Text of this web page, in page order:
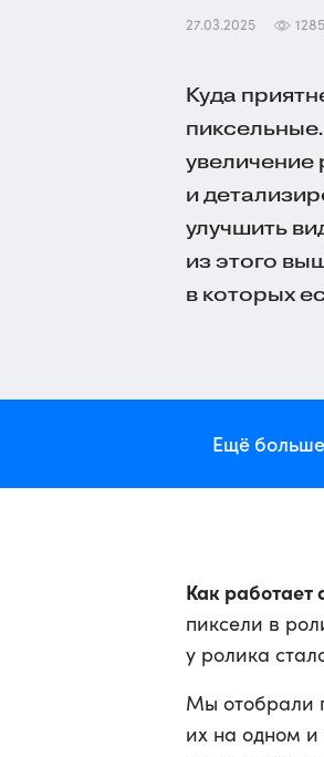
27.03.2025
Куда
увеличение
и
улучшить
из этого
в которых
Ещё
Как
пиксели в
у ролика
Мы отобрали
их на одном и